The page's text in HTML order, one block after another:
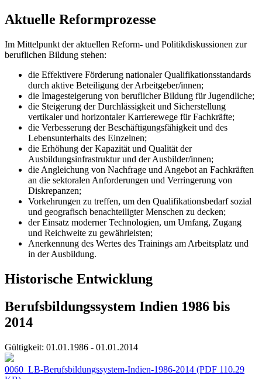
Aktuelle Reformprozesse
Im Mittelpunkt der aktuellen Reform- und Politikdiskussionen zur
beruflichen Bildung stehen:
die Effektivere Förderung nationaler Qualifikationsstandards
durch aktive Beteiligung der Arbeitgeber/innen;
die Imagesteigerung von beruflicher Bildung für Jugendliche;
die Steigerung der Durchlässigkeit und Sicherstellung
vertikaler und horizontaler Karrierewege für Fachkräfte;
die Verbesserung der Beschäftigungsfähigkeit und des
Lebensunterhalts des Einzelnen;
die Erhöhung der Kapazität und Qualität der
Ausbildungsinfrastruktur und der Ausbilder/innen;
die Angleichung von Nachfrage und Angebot an Fachkräften
an die sektoralen Anforderungen und Verringerung von
Diskrepanzen;
Vorkehrungen zu treffen, um den Qualifikationsbedarf sozial
und geografisch benachteiligter Menschen zu decken;
der Einsatz moderner Technologien, um Umfang, Zugang
und Reichweite zu gewährleisten;
Anerkennung des Wertes des Trainings am Arbeitsplatz und
in der Ausbildung.
Historische Entwicklung
Berufsbildungssystem Indien 1986 bis
2014
Gültigkeit: 01.01.1986 - 01.01.2014
0060_LB-Berufsbildungssystem-Indien-1986-2014 (PDF 110.29